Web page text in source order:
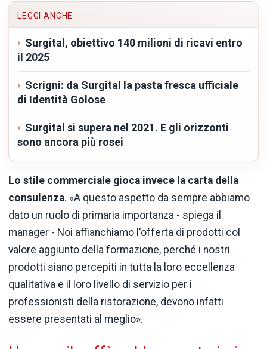
LEGGI ANCHE
Surgital, obiettivo 140 milioni di ricavi entro
il 2025
Scrigni: da Surgital la pasta fresca ufficiale
di Identità Golose
Surgital si supera nel 2021. E gli orizzonti
sono ancora più rosei
Lo stile commerciale gioca invece la carta della
consulenza. «A questo aspetto da sempre abbiamo
dato un ruolo di primaria importanza - spiega il
manager - Noi affianchiamo l'offerta di prodotti col
valore aggiunto della formazione, perché i nostri
prodotti siano percepiti in tutta la loro eccellenza
qualitativa e il loro livello di servizio per i
professionisti della ristorazione, devono infatti
essere presentati al meglio».